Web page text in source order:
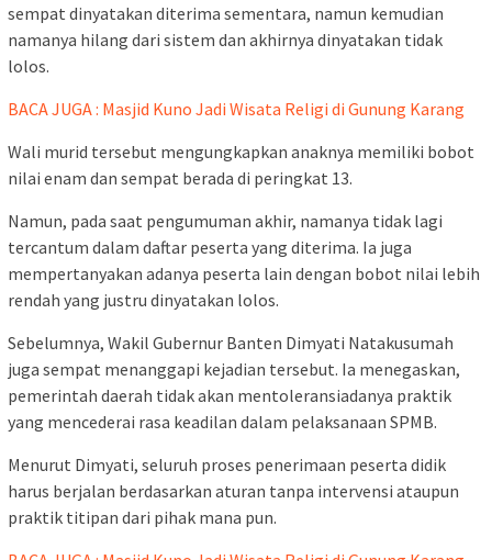
sempat dinyatakan diterima sementara, namun kemudian
namanya hilang dari sistem dan akhirnya dinyatakan tidak
lolos.
BACA JUGA : Masjid Kuno Jadi Wisata Religi di Gunung Karang
Wali murid tersebut mengungkapkan anaknya memiliki bobot
nilai enam dan sempat berada di peringkat 13.
Namun, pada saat pengumuman akhir, namanya tidak lagi
tercantum dalam daftar peserta yang diterima. Ia juga
mempertanyakan adanya peserta lain dengan bobot nilai lebih
rendah yang justru dinyatakan lolos.
Sebelumnya, Wakil Gubernur Banten Dimyati Natakusumah
juga sempat menanggapi kejadian tersebut. Ia menegaskan,
pemerintah daerah tidak akan mentoleransiadanya praktik
yang mencederai rasa keadilan dalam pelaksanaan SPMB.
Menurut Dimyati, seluruh proses penerimaan peserta didik
harus berjalan berdasarkan aturan tanpa intervensi ataupun
praktik titipan dari pihak mana pun.